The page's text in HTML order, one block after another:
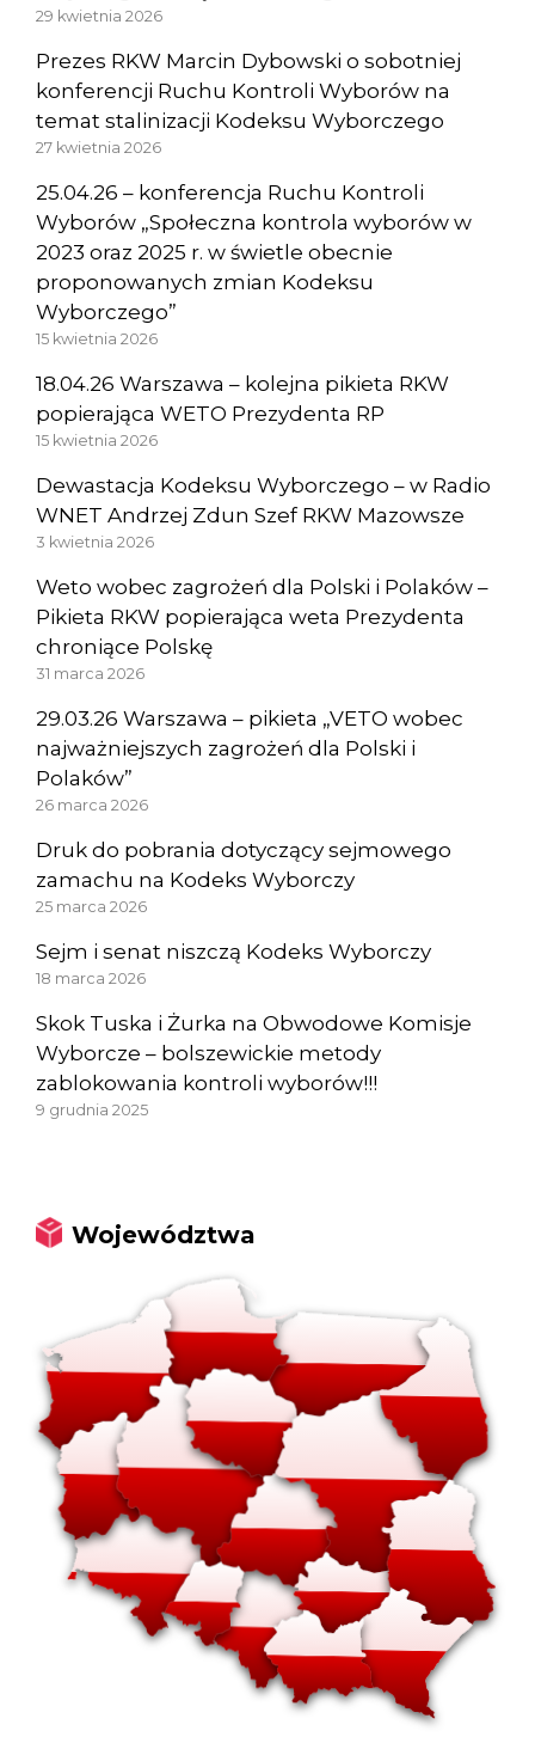
29 kwietnia 2026
Prezes RKW Marcin Dybowski o sobotniej
konferencji Ruchu Kontroli Wyborów na
temat stalinizacji Kodeksu Wyborczego
27 kwietnia 2026
25.04.26 – konferencja Ruchu Kontroli
Wyborów „Społeczna kontrola wyborów w
2023 oraz 2025 r. w świetle obecnie
proponowanych zmian Kodeksu
Wyborczego”
15 kwietnia 2026
18.04.26 Warszawa – kolejna pikieta RKW
popierająca WETO Prezydenta RP
15 kwietnia 2026
Dewastacja Kodeksu Wyborczego – w Radio
WNET Andrzej Zdun Szef RKW Mazowsze
3 kwietnia 2026
Weto wobec zagrożeń dla Polski i Polaków –
Pikieta RKW popierająca weta Prezydenta
chroniące Polskę
31 marca 2026
29.03.26 Warszawa – pikieta „VETO wobec
najważniejszych zagrożeń dla Polski i
Polaków”
26 marca 2026
Druk do pobrania dotyczący sejmowego
zamachu na Kodeks Wyborczy
25 marca 2026
Sejm i senat niszczą Kodeks Wyborczy
18 marca 2026
Skok Tuska i Żurka na Obwodowe Komisje
Wyborcze – bolszewickie metody
zablokowania kontroli wyborów!!!
9 grudnia 2025
Województwa